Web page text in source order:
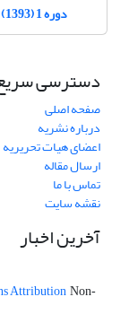
دوره 1 (1393)
دسترسی
صفحه اصلی
درباره نشریه
اعضای هیات تحریریه
ارسال مقاله
تماس با ما
نقشه سایت
آخرین اخبار
Attribution Non-